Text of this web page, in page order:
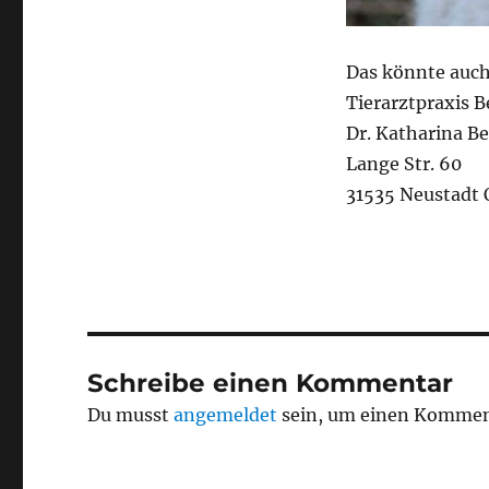
Das könnte
Tierarztpraxis
Dr. Katharina
Lange Str. 60
31535 Neustadt
Schreibe einen Kommentar
Du musstangemeldet sein, um einen